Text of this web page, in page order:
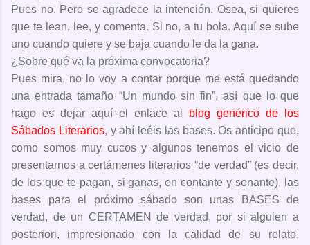
Pues no. Pero se agradece la intención. Osea, si quieres
que te lean, lee, y comenta. Si no, a tu bola. Aquí se sube
uno cuando quiere y se baja cuando le da la gana.
¿Sobre qué va la próxima convocatoria?
Pues mira, no lo voy a contar porque me está quedando
una entrada tamaño “Un mundo sin fin”, así que lo que
hago es dejar aquí el enlace al
blog genérico de los
Sábados Literarios, y ahí leéis las bases. Os anticipo que,
como somos muy cucos y algunos tenemos el vicio de
presentarnos a certámenes literarios “de verdad” (es decir,
de los que te pagan, si ganas, en contante y sonante), las
bases para el próximo sábado son unas BASES de
verdad, de un CERTAMEN de verdad, por si alguien a
posteriori, impresionado con la calidad de su relato,